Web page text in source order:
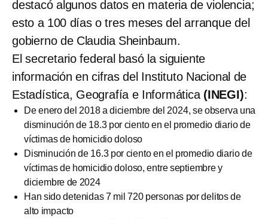
destacó algunos datos en materia de violencia;
esto a 100 días o tres meses del arranque del
gobierno de Claudia Sheinbaum.
El secretario federal basó la siguiente
información en cifras del Instituto Nacional de
Estadística, Geografía e Informática (INEGI):
De enero del 2018 a diciembre del 2024, se observa una
disminución de 18.3 por ciento en el promedio diario de
víctimas de homicidio doloso
Disminución de 16.3 por ciento en el promedio diario de
víctimas de homicidio doloso, entre septiembre y
diciembre de 2024
Han sido detenidas 7 mil 720 personas por delitos de
alto impacto